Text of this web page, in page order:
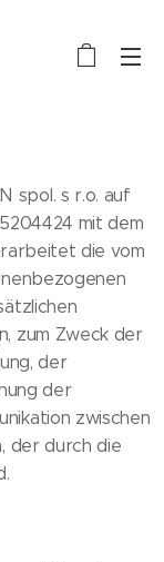
spol. s r.o. auf
mit dem
die vom
zum Zweck der
der
der
zwischen
der durch die